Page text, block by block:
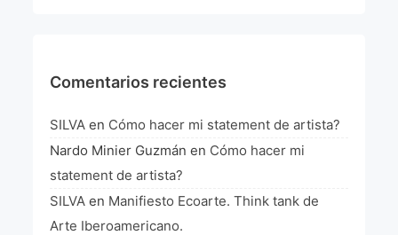
Comentarios recientes
SILVA en Cómo hacer mi statement de artista?
Nardo Minier Guzmán en Cómo hacer mi
statement de artista?
SILVA en Manifiesto Ecoarte. Think tank de
Arte Iberoamericano.